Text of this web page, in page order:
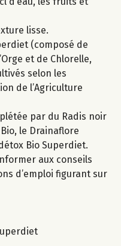
lisse.
(composé de
et de Chlorelle,
selon les
de l’Agriculture
par du Radis noir
le Drainaflore
Bio Superdiet.
aux conseils
d’emploi figurant sur